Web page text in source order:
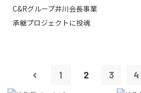
C&Rグループ井川会長事業
承継プロジェクトに投魂
1 2 3 4